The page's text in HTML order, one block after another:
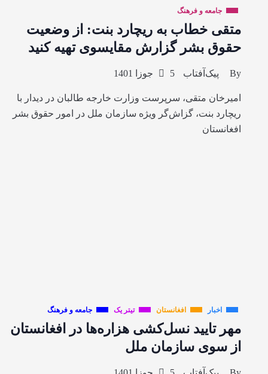
جامعه و فرهنگ
متقی خطاب به ریچارد بنت: از وضعیت
حقوق بشر گزارش مقایسوی تهیه کنید
By پیک‌آفتاب 5 جوزا 1401
امیرخان متقی، سرپرست وزارت خارجه طالبان در دیدار با
ریچارد بنت، گزاش‌گر ویژه سازمان ملل در امور حقوق بشر
افغانستان
اخبار افغانستان تیتر یک جامعه و فرهنگ
مهر تایید نسل‌کشی هزاره‌ها در افغانستان
از سوی سازمان ملل